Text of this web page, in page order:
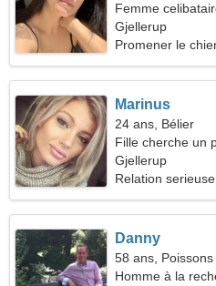
Femme
Gjellerup
Promener le
Marinus
24 ans, Bélier
Fille cherche un
Gjellerup
Relation serieuse
Danny
58 ans, Poissons
Homme à la